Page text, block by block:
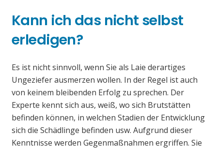
Kann ich das nicht selbst
erledigen?
Es ist nicht sinnvoll, wenn Sie als Laie derartiges
Ungeziefer ausmerzen wollen. In der Regel ist auch
von keinem bleibenden Erfolg zu sprechen. Der
Experte kennt sich aus, weiß, wo sich Brutstätten
befinden können, in welchen Stadien der Entwicklung
sich die Schädlinge befinden usw. Aufgrund dieser
Kenntnisse werden Gegenmaßnahmen ergriffen. Sie